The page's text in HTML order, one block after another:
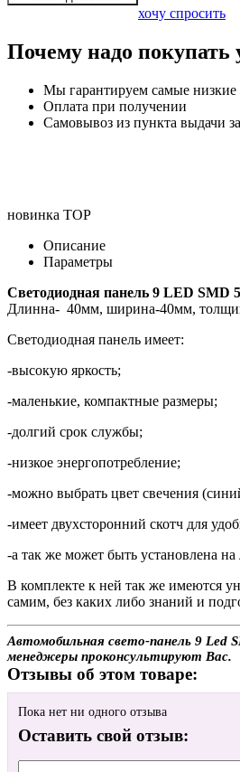
хочу спросить
Почему надо покупать
Мы гарантируем самые
Оплата при получении
Самовывоз из пункта выдачи
новинка TOP
Описание
Параметры
Светодиодная панель 9 LED SMD
Длинна- 40мм, ширина-40мм,
Светодиодная панель имеет:
-высокую яркость;
-маленькие, компактные размеры;
-долгий срок службы;
-низкое энергопотребление;
-можно выбрать цвет свечения
-имеет двухсторонний скотч для
-а так же может быть установлена
В комплекте к ней так же имеются
самим, без каких либо знаний и
Автомобильная свето-панель 9 Led
менеджеры проконсультируют Вас.
Отзывы об этом товаре:
Пока нет ни одного отзыва
Оставить свой отзыв: